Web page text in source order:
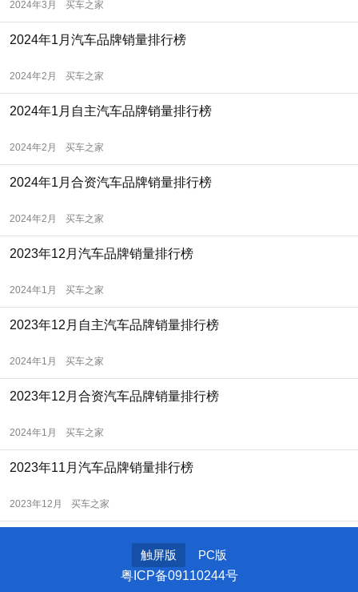
2024年3月 买车之家
2024年1月汽车品牌销量排行榜
2024年2月 买车之家
2024年1月自主汽车品牌销量排行榜
2024年2月 买车之家
2024年1月合资汽车品牌销量排行榜
2024年2月 买车之家
2023年12月汽车品牌销量排行榜
2024年1月 买车之家
2023年12月自主汽车品牌销量排行榜
2024年1月 买车之家
2023年12月合资汽车品牌销量排行榜
2024年1月 买车之家
2023年11月汽车品牌销量排行榜
2023年12月 买车之家
触屏版
PC版
粤ICP备09110244号